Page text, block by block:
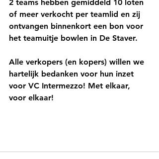
2 teams hebben gemiddeld 10 loten
of meer verkocht per teamlid en zij
ontvangen binnenkort een bon voor
het teamuitje bowlen in De Staver.
Alle verkopers (en kopers) willen we
hartelijk bedanken voor hun inzet
voor VC Intermezzo! Met elkaar,
voor elkaar!